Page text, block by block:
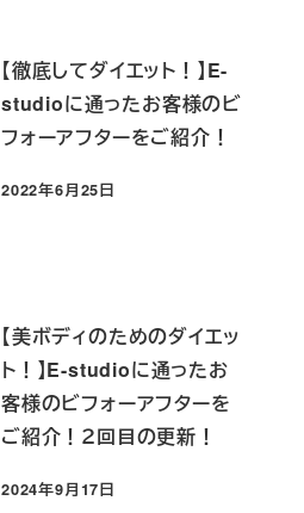
【徹底してダイエット！】E-
studioに通ったお客様のビ
フォーアフターをご紹介！
投稿日
2022年6月25日
【美ボディのためのダイエッ
ト！】E-studioに通ったお
客様のビフォーアフターを
ご紹介！２回目の更新！
投稿日
2024年9月17日